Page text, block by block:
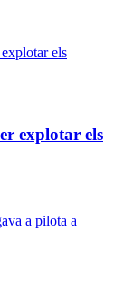
explotar els